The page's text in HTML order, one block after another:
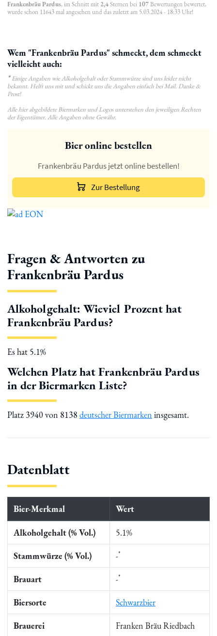
Frankenbräu Pardus, im Schnitt mit 2,4Sternen bei 107Bewertungen bewertet,
wurde schon 11643 mal angesehen und das zuletzt am 5.03.2024 - 18:33 Uhr!
Wem "Frankenbräu Pardus" schmeckt, dem schmeckt
vielleicht auch:
*Einige Angaben wie Alkoholgehalt oder Stammwürze sind uns leider nicht
bekannt. Helft uns mit und schickt uns die Angaben einfach bei Mail. Danke &
Prost!
Alle hier abgebildete Biermarken und Logos unterstehen den jeweiligen Rechten
der Eigentümer. Alle Angaben ohne Gewähr.
Bier online bestellen
Frankenbräu Pardus jetzt online bestellen!
Zur Bestellung
Fragen & Antworten zu
Frankenbräu Pardus
Alkoholgehalt: Wieviel Prozent hat
Frankenbräu Pardus?
Es hat 5.1%
Welchen Platz hat Frankenbräu Pardus
in der Biermarken Liste?
Platz 3940 von 8138 deutscher Biermarken insgesamt.
Datenblatt
Bier-Merkmal Wert
Alkoholgehalt (% Vol.) 5.1%
Stammwürze (% Vol.) -*
Brauart -*
Biersorte Schwarzbier
Brauerei Franken Bräu Riedbach